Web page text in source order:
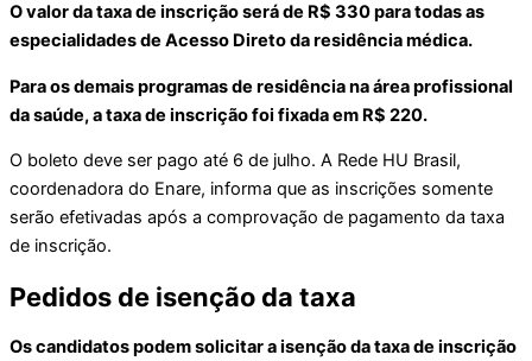
O valor da taxa de inscrição será de R$ 330 para todas as
especialidades de Acesso Direto da residência médica.
Para os demais programas de residência na área profissional
da saúde, a taxa de inscrição foi fixada em R$ 220.
O boleto deve ser pago até 6 de julho. A Rede HU Brasil,
coordenadora do Enare, informa que as inscrições somente
serão efetivadas após a comprovação de pagamento da taxa
de inscrição.
Pedidos de isenção da taxa
Os candidatos podem solicitar a isenção da taxa de inscrição